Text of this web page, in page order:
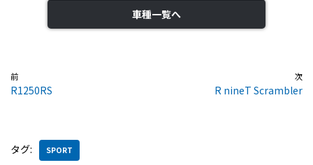
車種一覧へ
前
R1250RS
次
R nineT Scrambler
タグ: SPORT